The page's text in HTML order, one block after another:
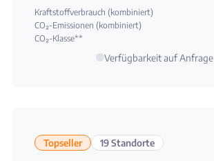
Kraftstoffverbrauch (kombiniert)
CO₂-Emissionen (kombiniert)
CO₂-Klasse**
Verfügbarkeit auf Anfrage
Topseller 19 Standorte